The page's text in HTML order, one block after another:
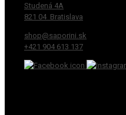
Studená 4A
821 04 Bratislava
shop@saporini.sk
+421 904 613 137